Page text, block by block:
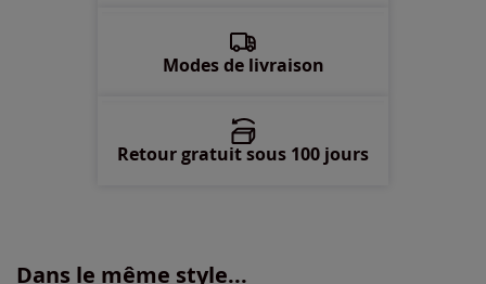
Modes de livraison
Retour gratuit sous 100 jours
Dans le même style...